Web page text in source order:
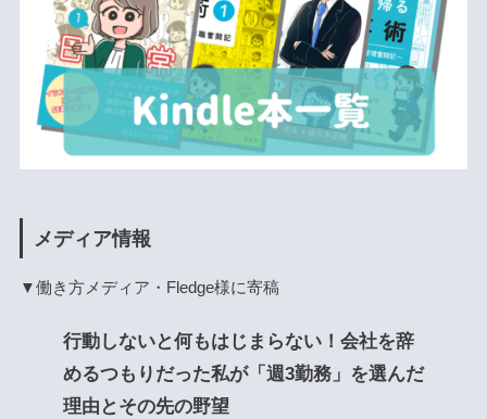
メディア情報
▼働き方メディア・Fledge様に寄稿
行動しないと何もはじまらない！会社を辞
めるつもりだった私が「週3勤務」を選んだ
理由とその先の野望